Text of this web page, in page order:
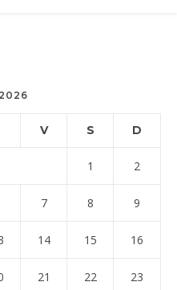
V S D
1 2
7 8 9
14 15 16
21 22 23